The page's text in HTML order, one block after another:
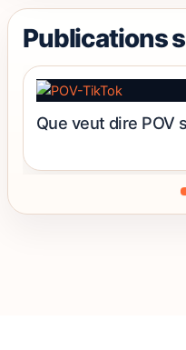
page
du
produit
Publications
Que veut dire POV